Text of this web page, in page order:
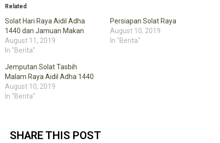
in
window)window)
Related
Solat Hari Raya Aidil Adha
1440 dan Jamuan Makan
August 11, 2019
In "Berita"
Persiapan Solat Raya
August 10, 2019
In "Berita"
Jemputan Solat Tasbih
Malam Raya Aidil Adha 1440
August 10, 2019
In "Berita"
SHARE THIS POST